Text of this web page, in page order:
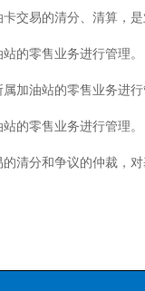
交易的清分、清算，是
的零售业务进行管理。
加油站的零售业务进行
的零售业务进行管理。
清分和争议的仲裁，